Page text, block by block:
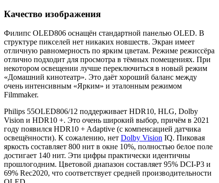
Качество изображения
Филипс OLED806 оснащён стандартной панелью OLED. В
структуре пикселей нет никаких новшеств. Экран имеет
отличную равномерность по ярким цветам. Режиме режиссёра
отлично подходит для просмотра в тёмных помещениях. При
некотором освещении лучше переключиться в новый режим
«Домашний кинотеатр». Это даёт хороший баланс между
очень интенсивным «Ярким» и эталонным режимом
Filmmaker.
Philips 55OLED806/12 поддерживает HDR10, HLG, Dolby
Vision и HDR10 +. Это очень широкий выбор, причём в 2021
году появился HDR10 + Adaptive (с компенсацией датчика
освещённости). К сожалению, нет Dolby Vision IQ. Пиковая
яркость составляет 800 нит в окне 10%, полностью белое поле
достигает 140 нит. Эти цифры практически идентичны
прошлогодним. Цветовой диапазон составляет 95% DCI-P3 и
69% Rec2020, что соответствует средней производительности